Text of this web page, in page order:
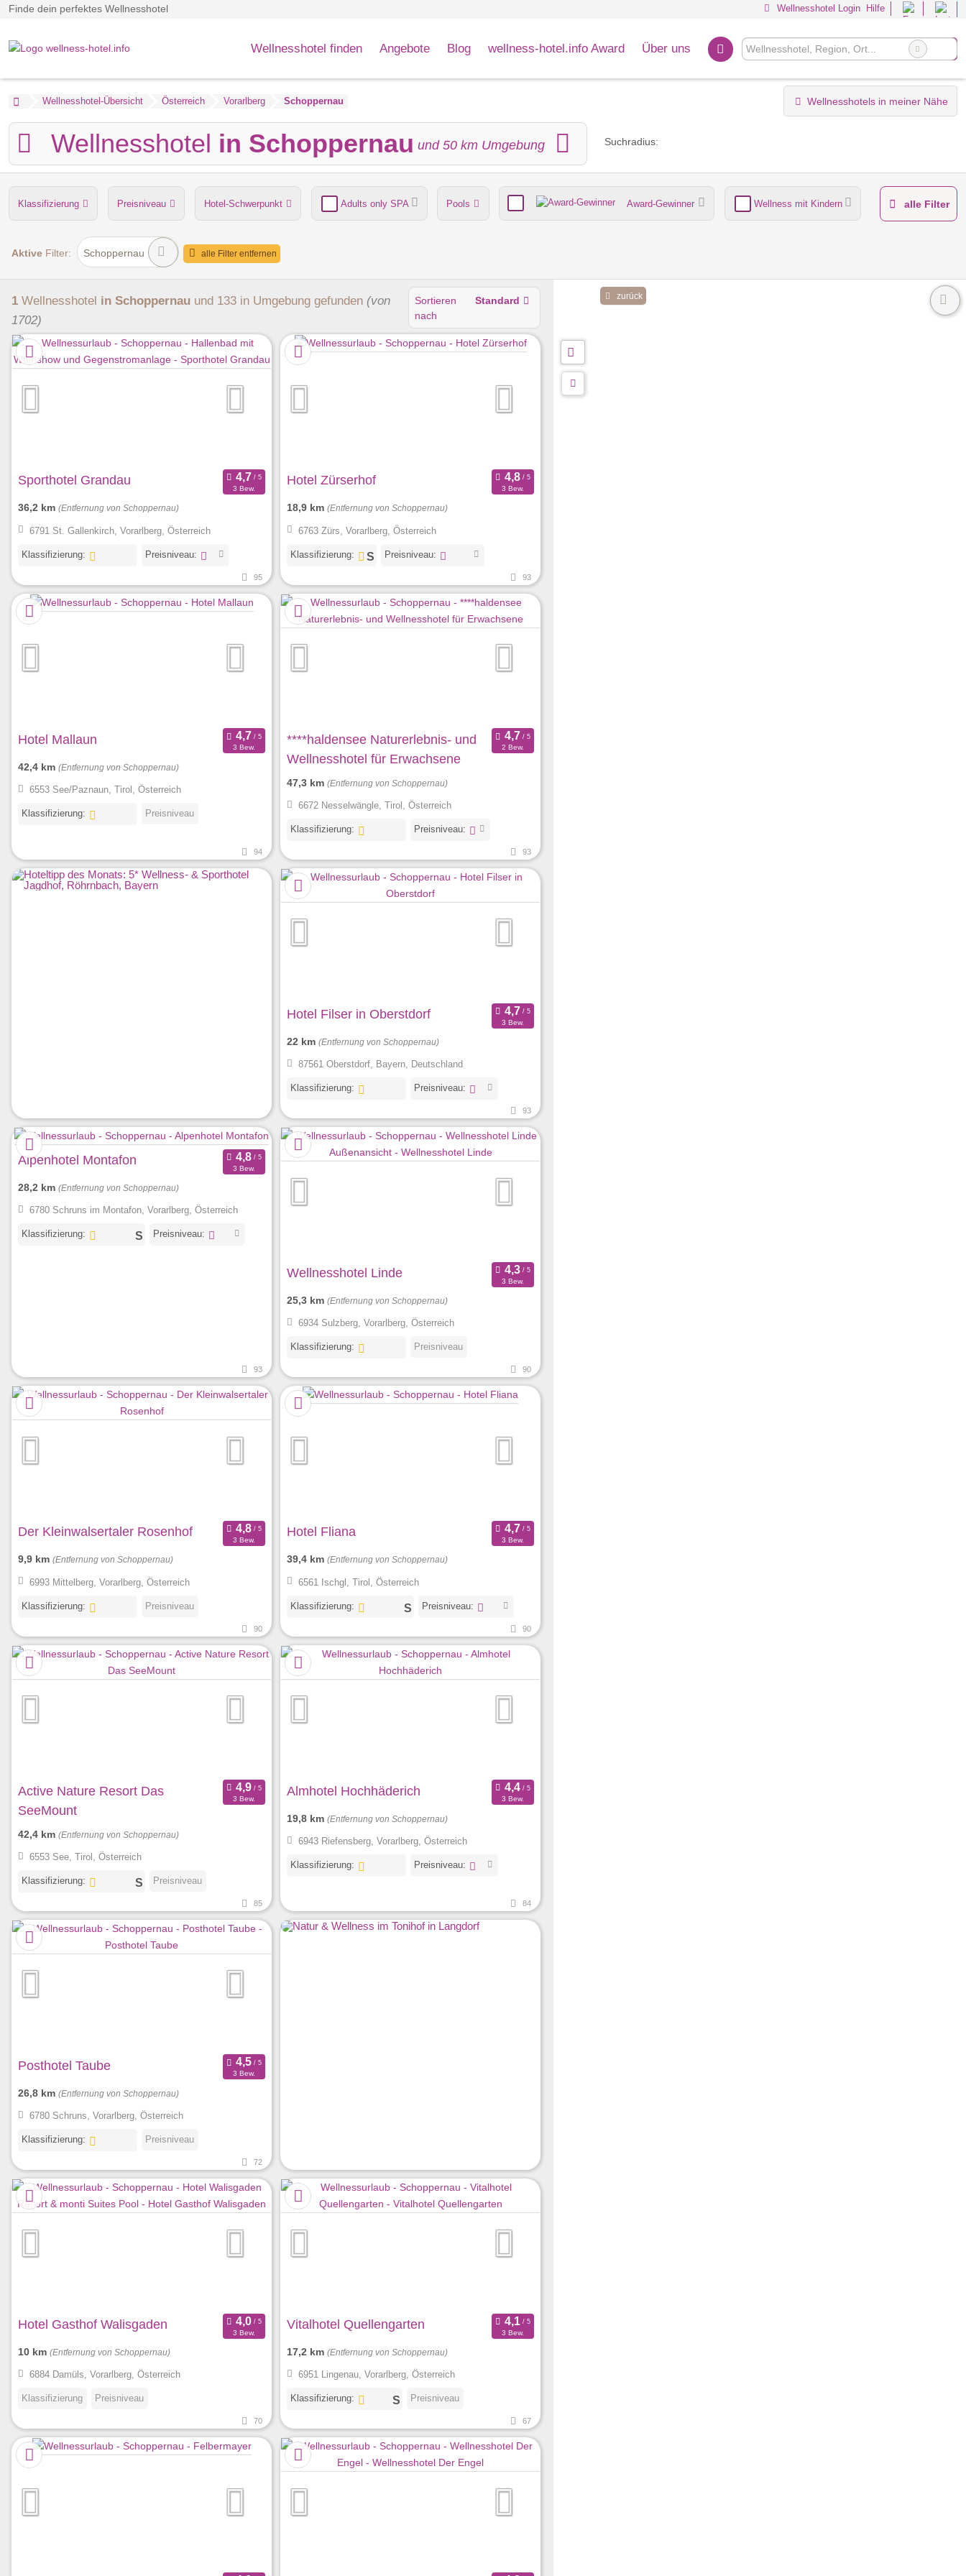
Finde dein perfektes Wellnesshotel Wellnesshotel Login Hilfe
Wellnesshotel finden Angebote Blog wellness-hotel.info Award Über uns
Wellnesshotel-Übersicht Österreich Vorarlberg Schoppernau Wellnesshotels in meiner Nähe
Wellnesshotel in Schoppernau und 50 km Umgebung Suchradius:
Klassifizierung Preisniveau Hotel-Schwerpunkt Adults only SPA Pools Award-Gewinner Wellness mit Kindern
Anzahl der Saunen Dampfbad Verpflegung
alle Filter
Aktive Filter: Schoppernau alle Filter entfernen
1 Wellnesshotel in Schoppernau und 133 in Umgebung gefunden (von
1702)
Sortieren
nach
Standard
Sporthotel Grandau
3 Bew.
36,2 km (Entfernung von Schoppernau)
6791 St. Gallenkirch, Vorarlberg, Österreich
Klassifizierung: Preisniveau:
95
Hotel Zürserhof
3 Bew.
18,9 km (Entfernung von Schoppernau)
6763 Zürs, Vorarlberg, Österreich
Klassifizierung: Preisniveau:
93
Hotel Mallaun
3 Bew.
42,4 km (Entfernung von Schoppernau)
6553 See/Paznaun, Tirol, Österreich
Klassifizierung: Preisniveau
94
****haldensee Naturerlebnis- und
Wellnesshotel für Erwachsene
2 Bew.
47,3 km (Entfernung von Schoppernau)
6672 Nesselwängle, Tirol, Österreich
Klassifizierung: Preisniveau:
93
Hotel Filser in Oberstdorf
3 Bew.
22 km (Entfernung von Schoppernau)
87561 Oberstdorf, Bayern, Deutschland
Klassifizierung: Preisniveau:
93
Alpenhotel Montafon
3 Bew.
28,2 km (Entfernung von Schoppernau)
6780 Schruns im Montafon, Vorarlberg, Österreich
Klassifizierung: Preisniveau:
93
Wellnesshotel Linde
3 Bew.
25,3 km (Entfernung von Schoppernau)
6934 Sulzberg, Vorarlberg, Österreich
Klassifizierung: Preisniveau
90
Der Kleinwalsertaler Rosenhof
3 Bew.
9,9 km (Entfernung von Schoppernau)
6993 Mittelberg, Vorarlberg, Österreich
Klassifizierung: Preisniveau
90
Hotel Fliana
3 Bew.
39,4 km (Entfernung von Schoppernau)
6561 Ischgl, Tirol, Österreich
Klassifizierung: Preisniveau:
90
Active Nature Resort Das
SeeMount
3 Bew.
42,4 km (Entfernung von Schoppernau)
6553 See, Tirol, Österreich
Klassifizierung: Preisniveau
85
Almhotel Hochhäderich
3 Bew.
19,8 km (Entfernung von Schoppernau)
6943 Riefensberg, Vorarlberg, Österreich
Klassifizierung: Preisniveau:
84
Posthotel Taube
3 Bew.
26,8 km (Entfernung von Schoppernau)
6780 Schruns, Vorarlberg, Österreich
Klassifizierung: Preisniveau
72
Hotel Gasthof Walisgaden
3 Bew.
10 km (Entfernung von Schoppernau)
6884 Damüls, Vorarlberg, Österreich
Klassifizierung Preisniveau
70
Vitalhotel Quellengarten
3 Bew.
17,2 km (Entfernung von Schoppernau)
6951 Lingenau, Vorarlberg, Österreich
Klassifizierung: Preisniveau
67
zurück